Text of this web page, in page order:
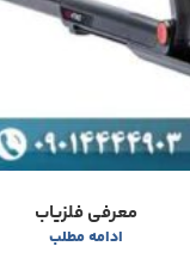
معرفی فلزیاب
ادامه مطلب